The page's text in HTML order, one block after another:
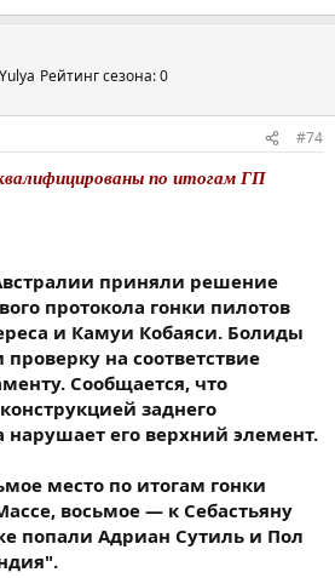
Рейтинг сезона: 0
#74
по итогам ГП
приняли решение
протокола гонки пилотов
и Камуи Кобаяси. Болиды
на соответствие
Сообщается, что
заднего
его верхний элемент.
место по итогам гонки
восьмое — к Себастьяну
попали Адриан Сутиль и Пол